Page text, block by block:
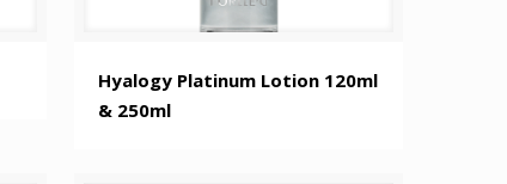
Hyalogy Platinum Lotion 120ml
& 250ml